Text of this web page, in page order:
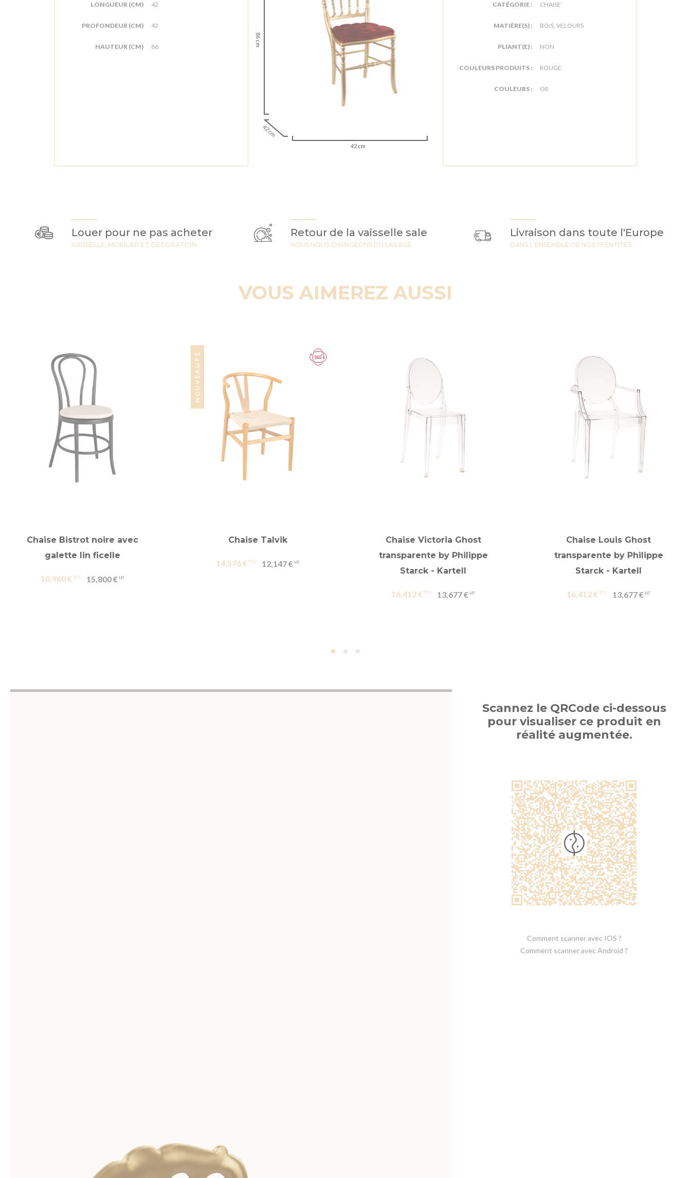
LONGUEUR (CM) 42
PROFONDEUR (CM) 42
HAUTEUR (CM) 86 86 cm
42 cm
42 cm
CATÉGORIE : CHAISE
MATIÈRE(S) : BOIS, VELOURS
PLIANT(E) : NON
COULEURS PRODUITS : ROUGE
COULEURS : OR
Louer pour ne pas acheter
VAISSELLE, MOBILIER ET DECORATION
Retour de la vaisselle sale
NOUS NOUS CHARGEONS DU LAVAGE
Livraison dans toute l'Europe
DANS L'ENSEMBLE DE NOS 19 ENTITES
VOUS AIMEREZ AUSSI
Chaise Bistrot noire avec
galette lin ficelle
18,960 € 15,800 €
NOUVEAUTÉ
Chaise Talvik
14,576 € 12,147 €
Chaise Victoria Ghost
transparente by Philippe
Starck - Kartell
16,412 € 13,677 €
Chaise Louis Ghost
transparente by Philippe
Starck - Kartell
16,412 € 13,677 €
Scannez le QRCode ci-dessous
pour visualiser ce produit en
réalité augmentée.
Comment scanner avec IOS ?
Comment scanner avec Android ?